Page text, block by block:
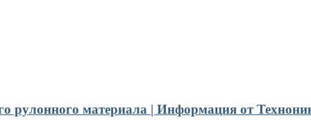
рулонного материала | Информация от